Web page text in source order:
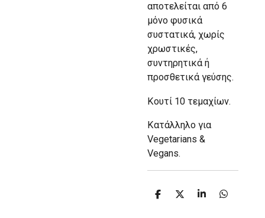
αποτελείται από 6
μόνο φυσικά
συστατικά, χωρίς
χρωστικές,
συντηρητικά ή
προσθετικά γεύσης.
Κουτί 10 τεμαχίων.
Κατάλληλο για
Vegetarians &
Vegans.
S
S
S
S